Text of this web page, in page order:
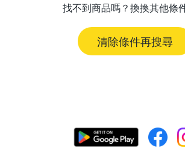
找不到商品嗎？換換其他條
清除條件再搜尋